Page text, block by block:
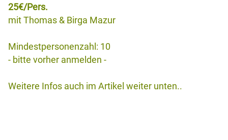
25€/Pers.
mit Thomas & Birga Mazur
Mindestpersonenzahl: 10
- bitte vorher anmelden -
Weitere Infos auch im Artikel weiter unten..